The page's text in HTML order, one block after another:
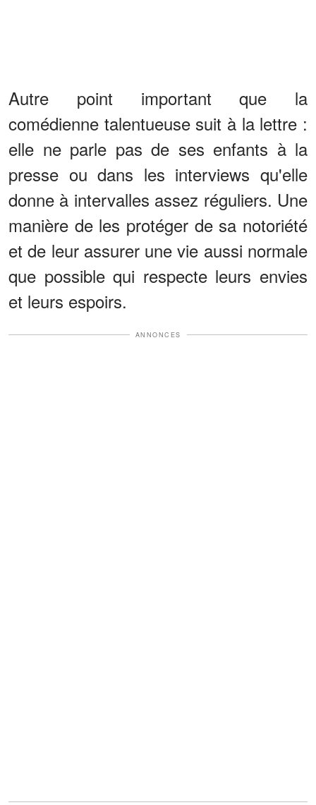
Autre point important que la
comédienne talentueuse suit à la lettre :
elle ne parle pas de ses enfants à la
presse ou dans les interviews qu'elle
donne à intervalles assez réguliers. Une
manière de les protéger de sa notoriété
et de leur assurer une vie aussi normale
que possible qui respecte leurs envies
et leurs espoirs.
ANNONCES